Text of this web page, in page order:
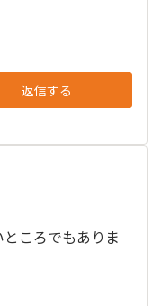
返信する
ころでもありま